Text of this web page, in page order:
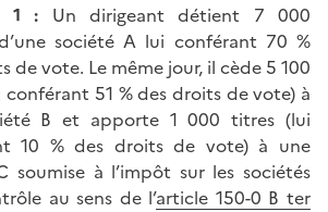
1 : Un dirigeant détient 7 000
société A lui conférant 70 %
de vote. Le même jour, il cède 5 100
51 % des droits de vote) à
B et apporte 1 000 titres (lui
10 % des droits de vote) à une
soumise à l’impôt sur les sociétés
au sens de l’article 150-0 B ter